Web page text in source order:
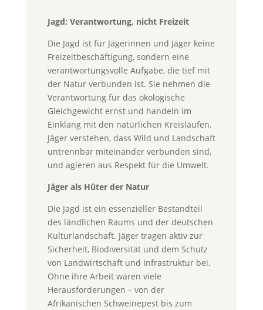
Jagd: Verantwortung, nicht Freizeit
Die Jagd ist für Jägerinnen und Jäger keine
Freizeitbeschäftigung, sondern eine
verantwortungsvolle Aufgabe, die tief mit
der Natur verbunden ist. Sie nehmen die
Verantwortung für das ökologische
Gleichgewicht ernst und handeln im
Einklang mit den natürlichen Kreisläufen.
Jäger verstehen, dass Wild und Landschaft
untrennbar miteinander verbunden sind,
und agieren aus Respekt für die Umwelt.
Jäger als Hüter der Natur
Die Jagd ist ein essenzieller Bestandteil
des ländlichen Raums und der deutschen
Kulturlandschaft. Jäger tragen aktiv zur
Sicherheit, Biodiversität und dem Schutz
von Landwirtschaft und Infrastruktur bei.
Ohne ihre Arbeit wären viele
Herausforderungen – von der
Afrikanischen Schweinepest bis zum